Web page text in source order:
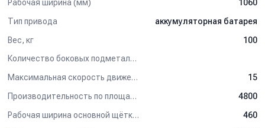
Рабочая ширина (мм)
1060
Тип привода
аккумуляторная батарея
Вес, кг
100
Количество боковых подметальных щёток (шт)
Максимальная скорость движения (км/ч)
15
Производительность по площади (м2/ч)
4800
Рабочая ширина основной щётки (мм)
460